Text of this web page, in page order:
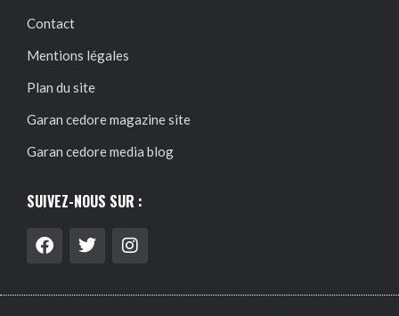
Contact
Mentions légales
Plan du site
Garan cedore magazine site
Garan cedore media blog
SUIVEZ-NOUS SUR :